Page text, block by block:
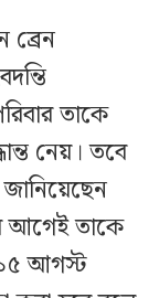
তাকে
নেয়। তবে
আগেই তাকে
আগস্ট